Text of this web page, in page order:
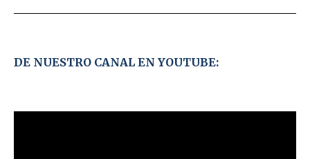
DE NUESTRO CANAL EN YOUTUBE: